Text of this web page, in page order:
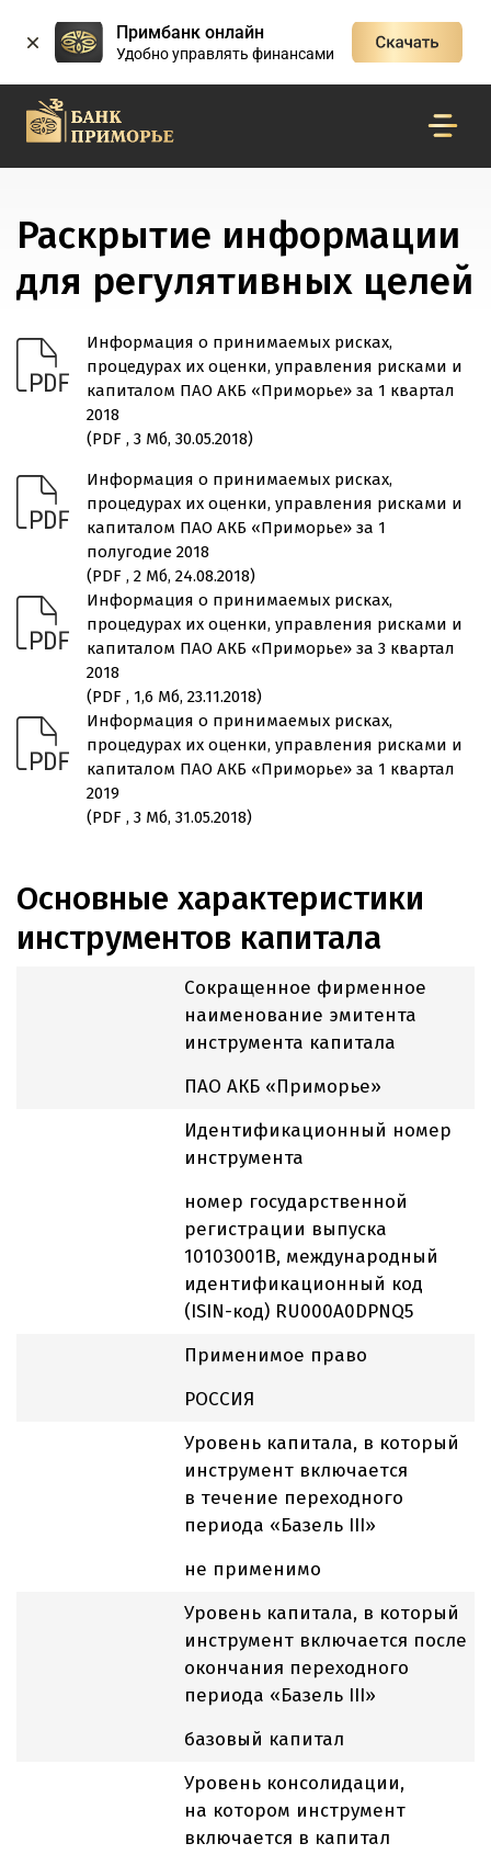
Примбанк онлайн
Удобно управлять финансами
Раскрытие информации
для регулятивных целей
Информация о принимаемых рисках,
процедурах их оценки, управления рисками и
капиталом ПАО АКБ «Приморье» за 1 квартал
2018
(PDF , 3 Мб, 30.05.2018)
Информация о принимаемых рисках,
процедурах их оценки, управления рисками и
капиталом ПАО АКБ «Приморье» за 1
полугодие 2018
(PDF , 2 Мб, 24.08.2018)
Информация о принимаемых рисках,
процедурах их оценки, управления рисками и
капиталом ПАО АКБ «Приморье» за 3 квартал
2018
(PDF , 1,6 Мб, 23.11.2018)
Информация о принимаемых рисках,
процедурах их оценки, управления рисками и
капиталом ПАО АКБ «Приморье» за 1 квартал
2019
(PDF , 3 Мб, 31.05.2018)
Основные характеристики
инструментов капитала
Сокращенное фирменное
наименование эмитента
инструмента капитала
ПАО АКБ «Приморье»
Идентификационный номер
инструмента
номер государственной
регистрации выпуска
10103001B, международный
идентификационный код
(ISIN-код) RU000A0DPNQ5
Применимое право
РОССИЯ
Уровень капитала, в который
инструмент включается
в течение переходного
периода «Базель III»
не применимо
Уровень капитала, в который
инструмент включается после
окончания переходного
периода «Базель III»
базовый капитал
Уровень консолидации,
на котором инструмент
включается в капитал